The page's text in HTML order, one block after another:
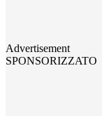
Advertisement
SPONSORIZZATO